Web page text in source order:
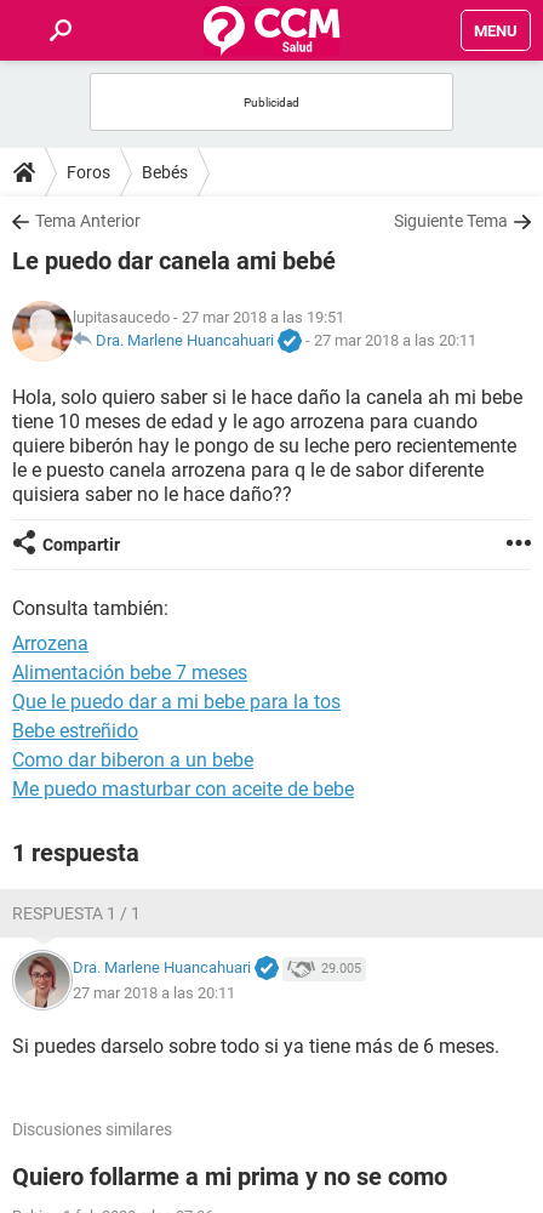
MENU
FOROS
SALUD
FAMILIA
NUTRICIÓN
BIENESTAR
SEXUALIDAD
GLOSARIO
Foros Bebés
Tema Anterior Siguiente Tema
Le puedo dar canela ami bebé
lupitasaucedo - 27 mar 2018 a las 19:51
Dra. Marlene Huancahuari
- 27 mar 2018 a las 20:11
Hola, solo quiero saber si le hace daño la canela ah mi bebe
tiene 10 meses de edad y le ago arrozena para cuando
quiere biberón hay le pongo de su leche pero recientemente
le e puesto canela arrozena para q le de sabor diferente
quisiera saber no le hace daño??
Compartir
Consulta también:
Arrozena
Alimentación bebe 7 meses
Que le puedo dar a mi bebe para la tos
Bebe estreñido
Como dar biberon a un bebe
Me puedo masturbar con aceite de bebe
1 respuesta
RESPUESTA 1 / 1
Dra. Marlene Huancahuari 29.005
27 mar 2018 a las 20:11
Si puedes darselo sobre todo si ya tiene más de 6 meses.
Discusiones similares
Quiero follarme a mi prima y no se como